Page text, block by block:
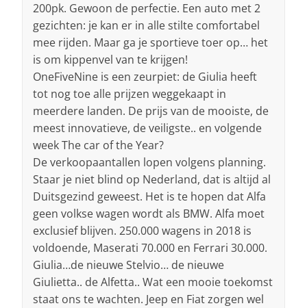
200pk. Gewoon de perfectie. Een auto met 2
gezichten: je kan er in alle stilte comfortabel
mee rijden. Maar ga je sportieve toer op… het
is om kippenvel van te krijgen!
OneFiveNine is een zeurpiet: de Giulia heeft
tot nog toe alle prijzen weggekaapt in
meerdere landen. De prijs van de mooiste, de
meest innovatieve, de veiligste.. en volgende
week The car of the Year?
De verkoopaantallen lopen volgens planning.
Staar je niet blind op Nederland, dat is altijd al
Duitsgezind geweest. Het is te hopen dat Alfa
geen volkse wagen wordt als BMW. Alfa moet
exclusief blijven. 250.000 wagens in 2018 is
voldoende, Maserati 70.000 en Ferrari 30.000.
Giulia…de nieuwe Stelvio… de nieuwe
Giulietta.. de Alfetta.. Wat een mooie toekomst
staat ons te wachten. Jeep en Fiat zorgen wel